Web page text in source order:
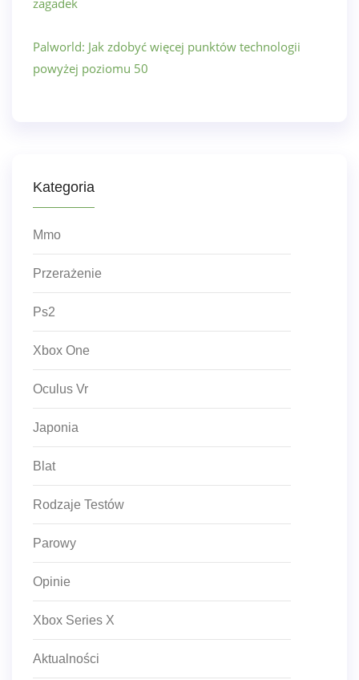
zagadek
Palworld: Jak zdobyć więcej punktów technologii
powyżej poziomu 50
Kategoria
Mmo
Przerażenie
Ps2
Xbox One
Oculus Vr
Japonia
Blat
Rodzaje Testów
Parowy
Opinie
Xbox Series X
Aktualności